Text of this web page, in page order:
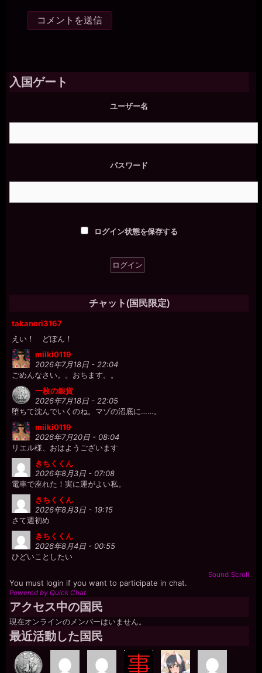
入国ゲート
ユーザー名
パスワード
ログイン状態を保存する
チャット(国民限定)
takanori3167
一枚の銀貨
2026年7月18日 - 21:58
うう。。最近は。。男性に使っていただく時に。。オナニーショー
のお願いして。。許可をいただいてしています。。
2026年7月18日 - 21:59
ではでは、次の報告を愉しみにしている(´∀｀*)ﾉｼ
2026年7月18日 - 22:00
2026年7月18日 - 22:00
一枚の銀貨様、ありがとうございました。。
2026年7月18日 - 22:02
miiki0119
2026年7月18日 - 22:03
えい！ どぼん！
miiki0119
2026年7月18日 - 22:04
ごめんなさい。。おちます。。
一枚の銀貨
2026年7月18日 - 22:05
堕ちて沈んでいくのね。マゾの沼底に……。
miiki0119
2026年7月20日 - 08:04
リエル様、おはようございます
きちくくん
2026年8月3日 - 07:08
電車で座れた！実に運がよい私。
きちくくん
2026年8月3日 - 19:15
さて週初め
きちくくん
2026年8月4日 - 00:55
ひどいことしたい
Scroll
Sound
You must login if you want to participate in chat.
Powered by Quick Chat
アクセス中の国民
現在オンラインのメンバーはいません。
最近活動した国民